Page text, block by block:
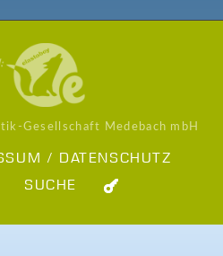
Gesellschaft Medebach mbH
/ DATENSCHUTZ
SUCHE